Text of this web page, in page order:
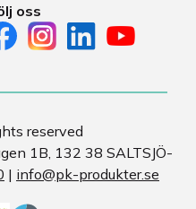
oss
reserved
1B, 132 38 SALTSJÖ-
| info@pk-produkter.se